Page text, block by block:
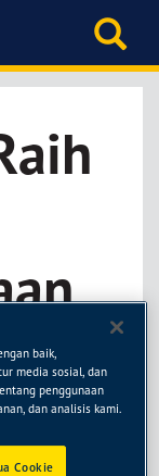
baik,
media sosial, dan
penggunaan
dan analisis kami.
Cookie